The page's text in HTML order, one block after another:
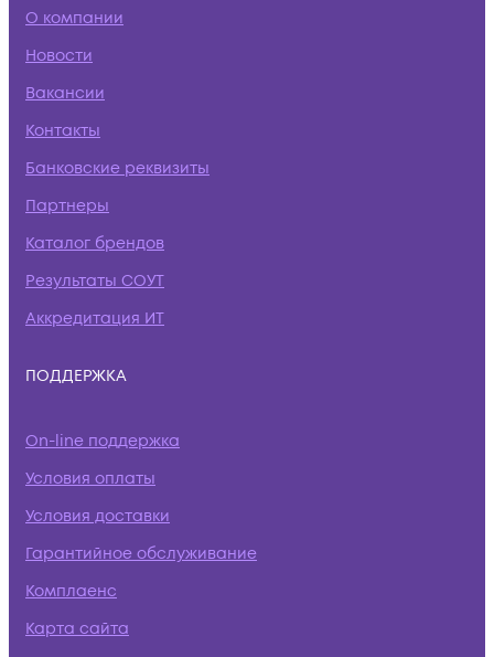
О компании
Новости
Вакансии
Контакты
Банковские реквизиты
Партнеры
Каталог брендов
Результаты СОУТ
Аккредитация ИТ
ПОДДЕРЖКА
On-line поддержка
Условия оплаты
Условия доставки
Гарантийное обслуживание
Комплаенс
Карта сайта